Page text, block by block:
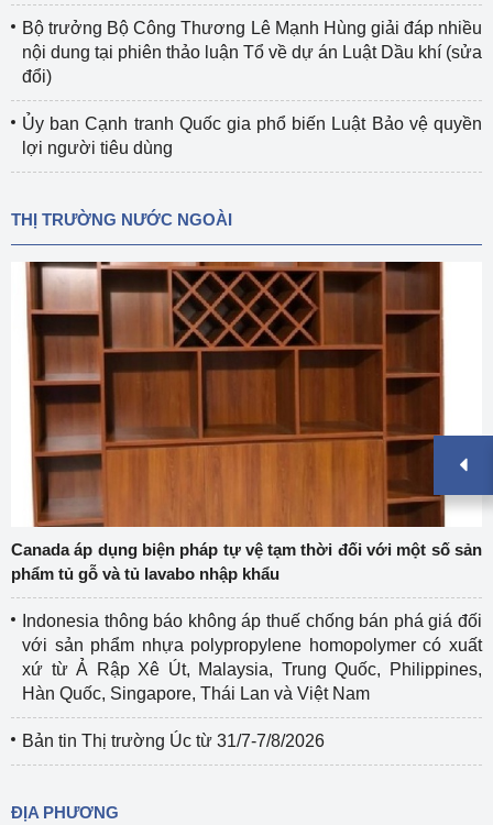
Bộ trưởng Bộ Công Thương Lê Mạnh Hùng giải đáp nhiều
nội dung tại phiên thảo luận Tổ về dự án Luật Dầu khí (sửa
đổi)
Ủy ban Cạnh tranh Quốc gia phổ biến Luật Bảo vệ quyền
lợi người tiêu dùng
THỊ TRƯỜNG NƯỚC NGOÀI
Canada áp dụng biện pháp tự vệ tạm thời đối với một số sản
phẩm tủ gỗ và tủ lavabo nhập khẩu
Indonesia thông báo không áp thuế chống bán phá giá đối
với sản phẩm nhựa polypropylene homopolymer có xuất
xứ từ Ả Rập Xê Út, Malaysia, Trung Quốc, Philippines,
Hàn Quốc, Singapore, Thái Lan và Việt Nam
Bản tin Thị trường Úc từ 31/7-7/8/2026
ĐỊA PHƯƠNG